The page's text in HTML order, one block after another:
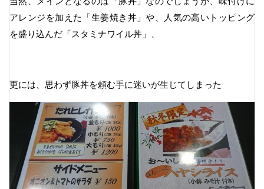
アレンジを加えた「生姜焼き丼」や、人気の高いトッピング
を盛り込んだ「スタミナワイル丼」、
更には、思わず豚丼を頼む手に迷いが生じてしまった